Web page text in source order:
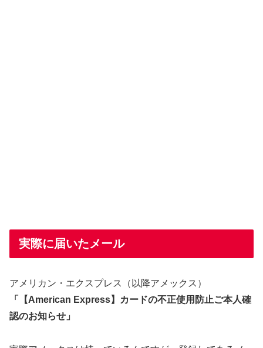
実際に届いたメール
アメリカン・エクスプレス（以降アメックス）
「【American Express】カードの不正使用防止ご本人確
認のお知らせ」